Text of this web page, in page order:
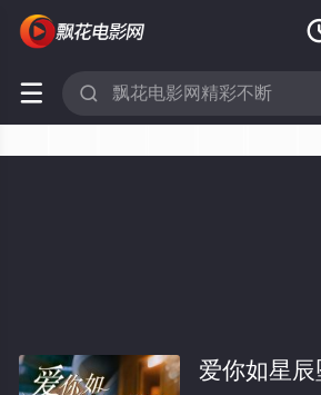
 
爱你如星